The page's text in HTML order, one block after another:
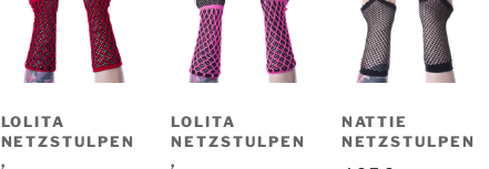
LOLITA
NETZSTULPEN
,
LOLITA
NETZSTULPEN
,
NATTIE
NETZSTULPEN